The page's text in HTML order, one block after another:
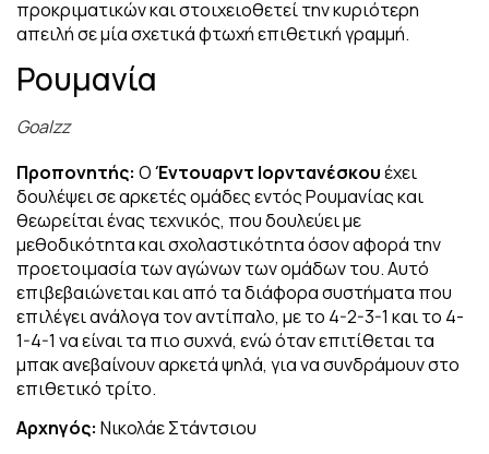
προκριματικών και στοιχειοθετεί την κυριότερη
απειλή σε μία σχετικά φτωχή επιθετική γραμμή.
Ρουμανία
Goalzz
Προπονητής: ΟΈντουαρντ Ιορντανέσκουέχει
δουλέψει σε αρκετές ομάδες εντός Ρουμανίας και
θεωρείται ένας τεχνικός, που δουλεύει με
μεθοδικότητα και σχολαστικότητα όσον αφορά την
προετοιμασία των αγώνων των ομάδων του. Αυτό
επιβεβαιώνεται και από τα διάφορα συστήματα που
επιλέγει ανάλογα τον αντίπαλο, με το 4-2-3-1 και το 4-
1-4-1 να είναι τα πιο συχνά, ενώ όταν επιτίθεται τα
μπακ ανεβαίνουν αρκετά ψηλά, για να συνδράμουν στο
επιθετικό τρίτο.
Αρχηγός: Νικολάε Στάντσιου